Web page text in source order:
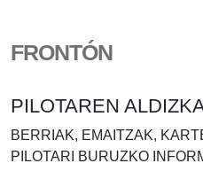
FRONTÓN
PILOTAREN
BERRIAK, EMAITZAK,
PILOTARI BURUZKO